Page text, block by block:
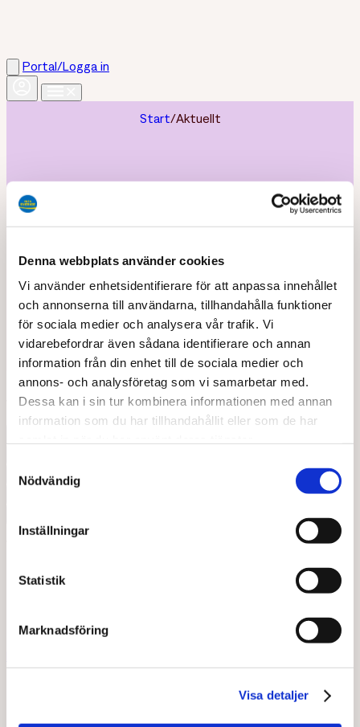
Denna webbplats använder cookies
Vi använder enhetsidentifierare för att anpassa innehållet
och annonserna till användarna, tillhandahålla funktioner
för sociala medier och analysera vår trafik. Vi
vidarebefordrar även sådana identifierare och annan
information från din enhet till de sociala medier och
annons- och analysföretag som vi samarbetar med.
Dessa kan i sin tur kombinera informationen med annan
information som du har tillhandahållit eller som de har
Nödvändig
Inställningar
Statistik
Marknadsföring
Visa detaljer
Portal/Logga in
Start/Aktuellt
AKTUELLT
Här kan läsa mer om senaste nyheter, reportage och
annat smått och gott som rör Från Sverige.
Välj vad du vill läsa
Alla årtal
Nu är blomveckorna igång